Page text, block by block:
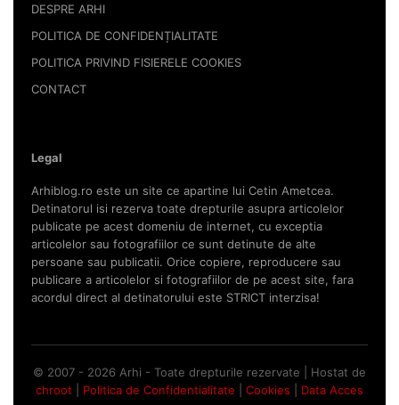
DESPRE ARHI
POLITICA DE CONFIDENȚIALITATE
POLITICA PRIVIND FISIERELE COOKIES
CONTACT
Legal
Arhiblog.ro este un site ce apartine lui Cetin Ametcea.
Detinatorul isi rezerva toate drepturile asupra articolelor
publicate pe acest domeniu de internet, cu exceptia
articolelor sau fotografiilor ce sunt detinute de alte
persoane sau publicatii. Orice copiere, reproducere sau
publicare a articolelor si fotografiilor de pe acest site, fara
acordul direct al detinatorului este STRICT interzisa!
© 2007 - 2026 Arhi - Toate drepturile rezervate | Hostat de
chroot
Politica de Confidentialitate Cookies Data Acces